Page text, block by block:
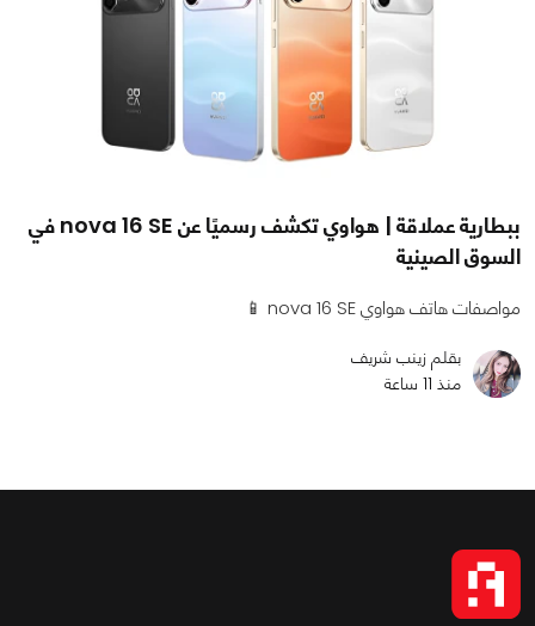
ببطارية عملاقة | هواوي تكشف رسميًا عن nova 16 SE في
السوق الصينية
مواصفات هاتف هواوي nova 16 SE 📱
بقلم زينب شريف
منذ 11 ساعة